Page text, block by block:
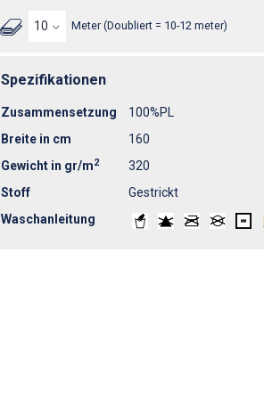
Meter (Doubliert = 10-12 meter)
Spezifikationen
Zusammensetzung
100%PL
Breite in cm
160
Gewicht in gr/m2
320
Stoff
Gestrickt
Waschanleitung